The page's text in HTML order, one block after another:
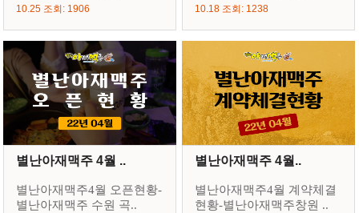
10.25 조회: 1906 10.18 조회: 1238
별난아재맥주 4월 ..
별난아재맥주4월 오픈현황-
별난아재맥주 수원 곡..
별난아재맥주 4월..
별난아재맥주4월 계약체결
현황-별난아재맥주창원 ..